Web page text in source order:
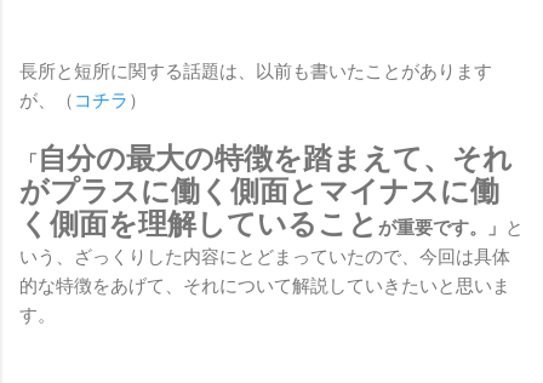
長所と短所に関する話題は、以前も書いたことがあります
が、（ コチラ ）
「 自分の最大の特徴を踏まえて、それ
がプラスに働く側面とマイナスに働
く側面を理解していること が重要です。」 と
いう、ざっくりした内容にとどまっていたので、今回は具体
的な特徴をあげて、それについて解説していきたいと思いま
す。